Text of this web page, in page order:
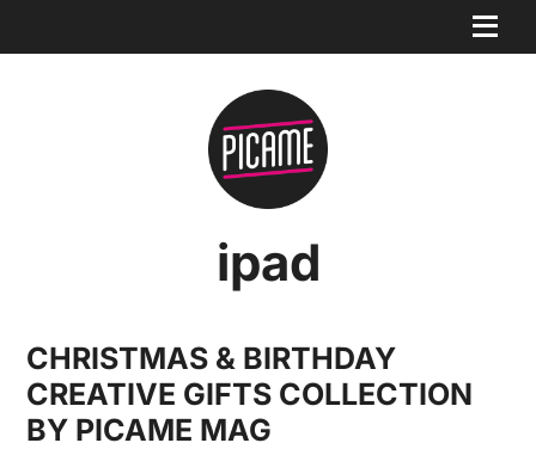
ipad
CHRISTMAS & BIRTHDAY
CREATIVE GIFTS COLLECTION
BY PICAME MAG